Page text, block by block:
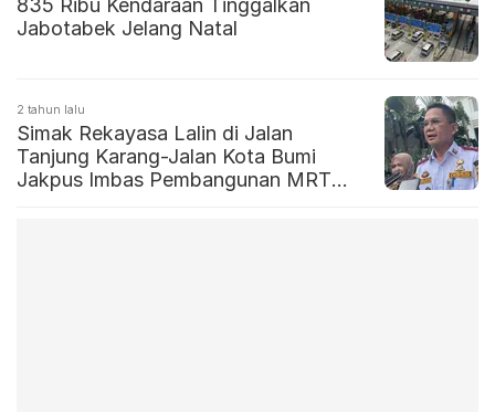
835 Ribu Kendaraan Tinggalkan
Jabotabek Jelang Natal
2 tahun lalu
Simak Rekayasa Lalin di Jalan
Tanjung Karang-Jalan Kota Bumi
Jakpus Imbas Pembangunan MRT